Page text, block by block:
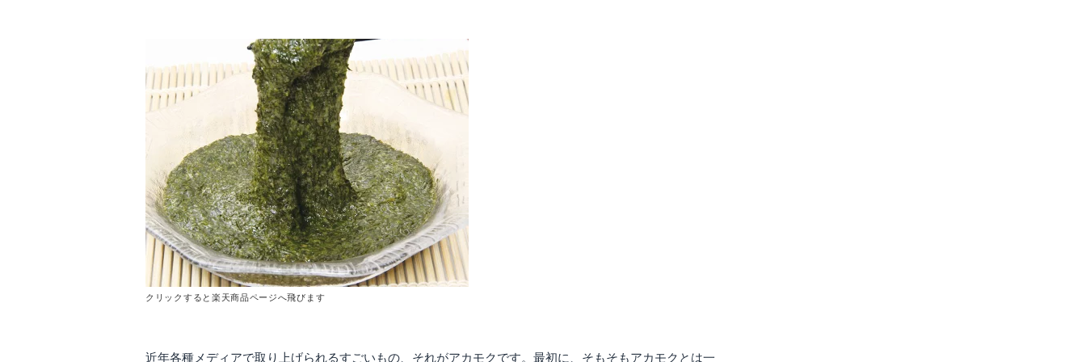
クリックすると楽天商品ページへ飛びます
近年各種メディアで取り上げられるすごいもの、それがアカモクです。最初に、そもそもアカモクとは一